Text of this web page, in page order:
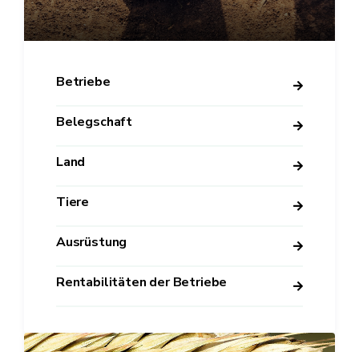
Betriebe
Belegschaft
Land
Tiere
Ausrüstung
Rentabilitäten der Betriebe